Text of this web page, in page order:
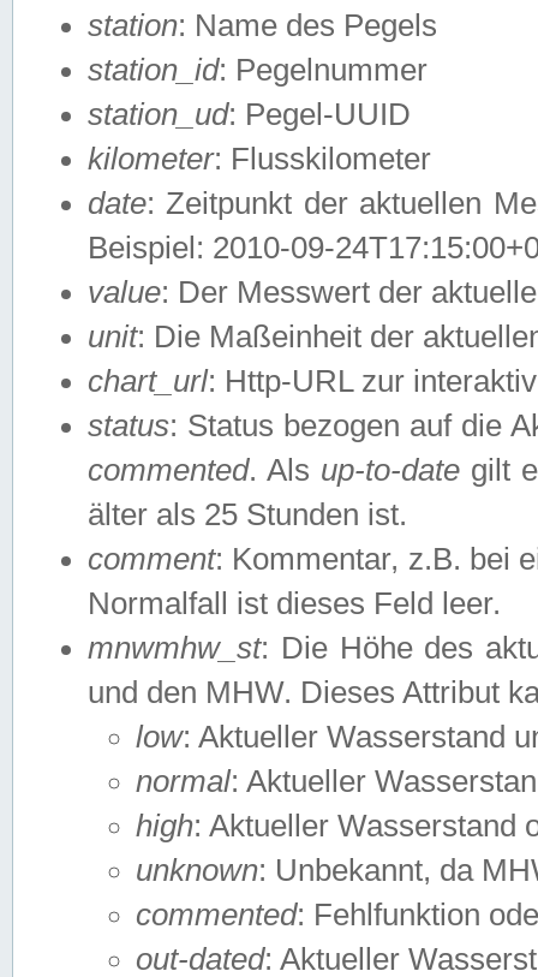
station: Name des Pegels
station_id: Pegelnummer
station_ud: Pegel-UUID
kilometer: Flusskilometer
date: Zeitpunkt der aktuellen
Beispiel: 2010-09-
value: Der Messwert der
unit: Die Maßeinheit der
chart_url: Http-URL zur
status: Status bezogen auf die
commented. Als up-to-date gilt
älter als 25 Stunden ist.
comment: Kommentar, z.B. bei
Normalfall ist dieses Feld leer.
mnwmhw_st: Die Höhe des
und den MHW. Dieses Attribut
low: Aktueller Wasserstand
normal: Aktueller
high: Aktueller Wasserstand
unknown: Unbekannt, da
commented: Fehlfunktion
out-dated: Aktueller